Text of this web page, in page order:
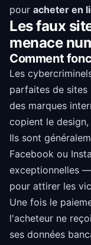
pour acheter en
Les faux
menace
Comment
Les
parfaites de sites
des marques
copient le
Ils sont
Facebook ou
exceptionnelles
pour attirer les
Une fois le
l'acheteur ne
ses données